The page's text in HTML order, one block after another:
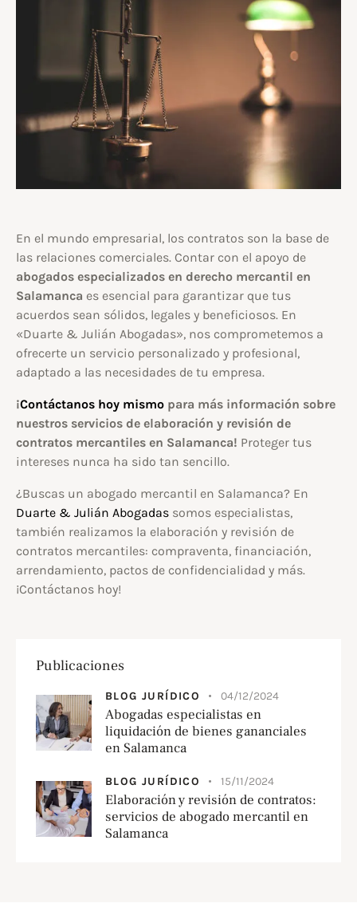
En el mundo empresarial, los contratos son la base de
las relaciones comerciales. Contar con el apoyo de
abogados especializados en derecho mercantil en
Salamanca es esencial para garantizar que tus
acuerdos sean sólidos, legales y beneficiosos. En
«Duarte & Julián Abogadas», nos comprometemos a
ofrecerte un servicio personalizado y profesional,
adaptado a las necesidades de tu empresa.
¡Contáctanos hoy mismo para más información sobre
nuestros servicios de elaboración y revisión de
contratos mercantiles en Salamanca! Proteger tus
intereses nunca ha sido tan sencillo.
¿Buscas un abogado mercantil en Salamanca? En
Duarte & Julián Abogadas somos especialistas,
también realizamos la elaboración y revisión de
contratos mercantiles: compraventa, financiación,
arrendamiento, pactos de confidencialidad y más.
¡Contáctanos hoy!
Publicaciones
BLOG JURÍDICO 04/12/2024
Abogadas especialistas en
liquidación de bienes gananciales
en Salamanca
BLOG JURÍDICO 15/11/2024
Elaboración y revisión de contratos:
servicios de abogado mercantil en
Salamanca